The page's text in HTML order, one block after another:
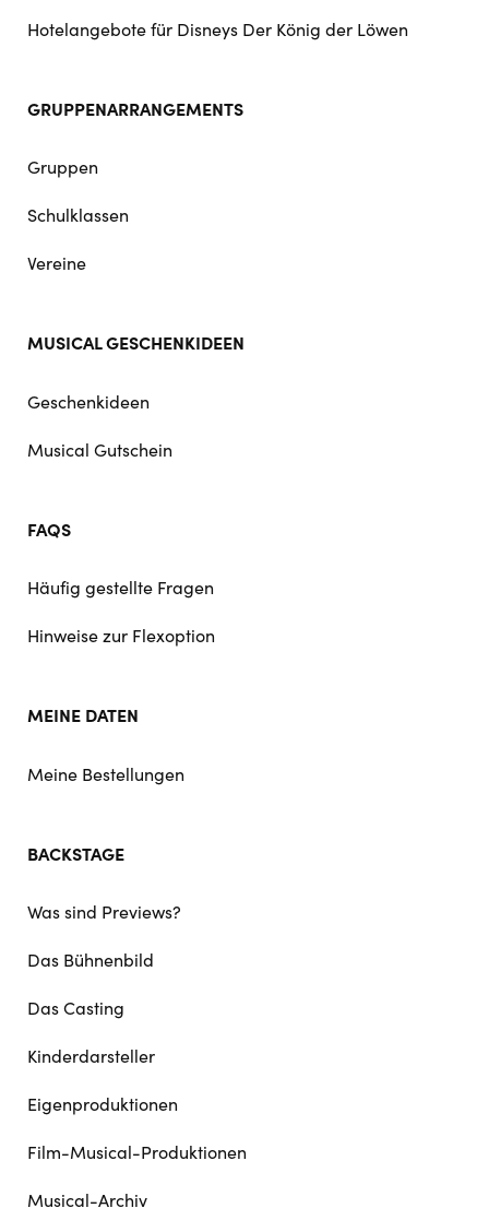
Hotelangebote für Disneys Der König der Löwen
GRUPPENARRANGEMENTS
Gruppen
Schulklassen
Vereine
MUSICAL GESCHENKIDEEN
Geschenkideen
Musical Gutschein
FAQS
Häufig gestellte Fragen
Hinweise zur Flexoption
MEINE DATEN
Meine Bestellungen
BACKSTAGE
Was sind Previews?
Das Bühnenbild
Das Casting
Kinderdarsteller
Eigenproduktionen
Film-Musical-Produktionen
Musical-Archiv